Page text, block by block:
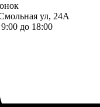
ул, 24А
до 18:00